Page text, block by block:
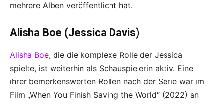
mehrere Alben veröffentlicht hat.
Alisha Boe (Jessica Davis)
Alisha Boe, die die komplexe Rolle der Jessica
spielte, ist weiterhin als Schauspielerin aktiv. Eine
ihrer bemerkenswerten Rollen nach der Serie war im
Film „When You Finish Saving the World“ (2022) an